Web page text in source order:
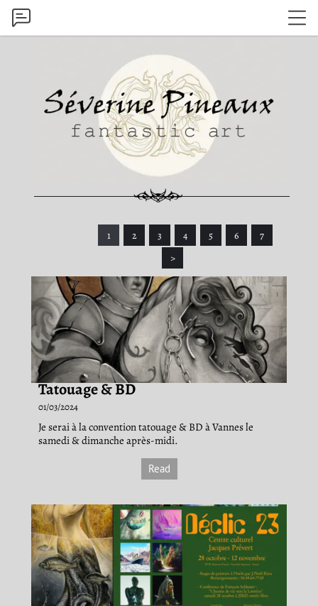
1 2 3 4 5 6
7
>
Tatouage & BD
01/03/2024
Je serai à la convention tatouage & BD à Vannes le
samedi & dimanche après-midi.
Read